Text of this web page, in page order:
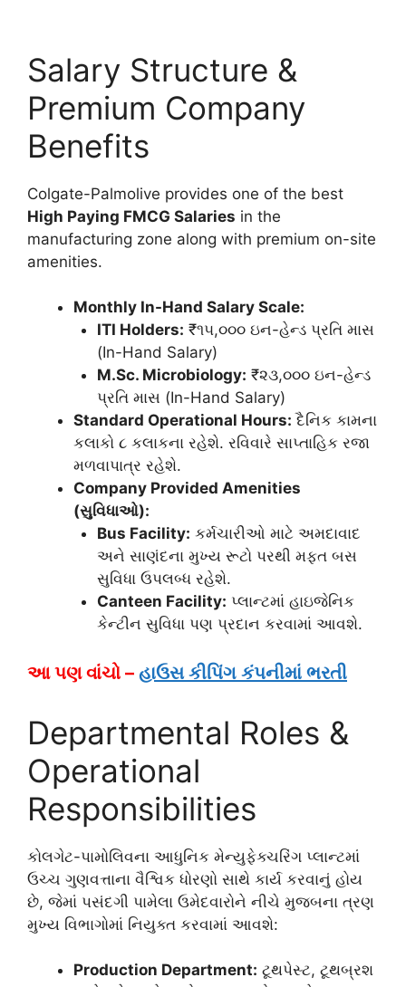
Salary Structure &
Premium Company
Benefits
Colgate-Palmolive provides one of the best
High Paying FMCG Salaries in the
manufacturing zone along with premium on-site
amenities.
Monthly In-Hand Salary Scale:
ITI Holders: ₹૧૫,૦૦૦ ઇન-હેન્ડ પ્રતિ માસ
(In-Hand Salary)
M.Sc. Microbiology: ₹૨૩,૦૦૦ ઇન-હેન્ડ
પ્રતિ માસ (In-Hand Salary)
Standard Operational Hours: દૈનિક કામના
કલાકો ૮ કલાકના રહેશે. રવિવારે સાપ્તાહિક રજા
મળવાપાત્ર રહેશે.
Company Provided Amenities
(સુવિધાઓ):
Bus Facility: કર્મચારીઓ માટે અમદાવાદ
અને સાણંદના મુખ્ય રૂટો પરથી મફત બસ
સુવિધા ઉપલબ્ધ રહેશે.
Canteen Facility: પ્લાન્ટમાં હાઇજેનિક
કેન્ટીન સુવિધા પણ પ્રદાન કરવામાં આવશે.
આ પણ વાંચો – હાઉસ કીપિંગ કંપનીમાં ભરતી
Departmental Roles &
Operational
Responsibilities
કોલગેટ-પામોલિવના આધુનિક મેન્યુફેક્ચરિંગ પ્લાન્ટમાં
ઉચ્ચ ગુણવત્તાના વૈશ્વિક ધોરણો સાથે કાર્ય કરવાનું હોય
છે, જેમાં પસંદગી પામેલા ઉમેદવારોને નીચે મુજબના ત્રણ
મુખ્ય વિભાગોમાં નિયુક્ત કરવામાં આવશે:
Production Department: ટૂથપેસ્ટ, ટૂથબ્રશ